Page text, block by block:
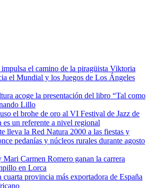
el camino de la piragüista Viktoria
el Mundial y los Juegos de Los Ángeles
acoge la presentación del libro “Tal como
Lillo
el brohe de oro al VI Festival de Jazz de
es un referente a nivel regional
lleva la Red Natura 2000 a las fiestas y
pedanías y núcleos rurales durante agosto
Carmen Romero ganan la carrera
en Lorca
cuarta provincia más exportadora de España